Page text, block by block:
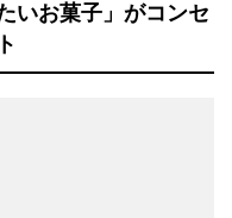
いお菓子」がコンセ